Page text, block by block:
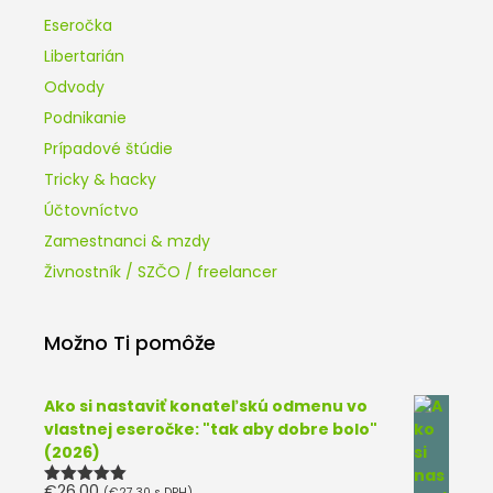
Eseročka
Libertarián
Odvody
Podnikanie
Prípadové štúdie
Tricky & hacky
Účtovníctvo
Zamestnanci & mzdy
Živnostník / SZČO / freelancer
Možno Ti pomôže
Ako si nastaviť konateľskú odmenu vo
vlastnej eseročke: "tak aby dobre bolo"
(2026)